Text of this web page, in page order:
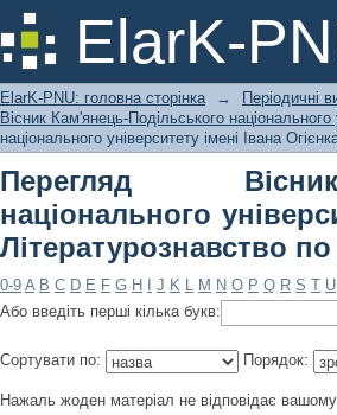
ElarK-
Перегляд Вісник
Івана Огієнка. Серія:
ElarK-PNU: головна сторінка → Періодичні
Вісник Кам'янець-Подільського національного
національного університету імені Івана
Перегляд Вісник
національного
Літературознавство по
0-9 A B C D E F G H J K L M N O P Q R S T U
Або введіть перші кілька букв:
Сортувати по: Порядок:
Нажаль жоден матеріал не відповідає вашому